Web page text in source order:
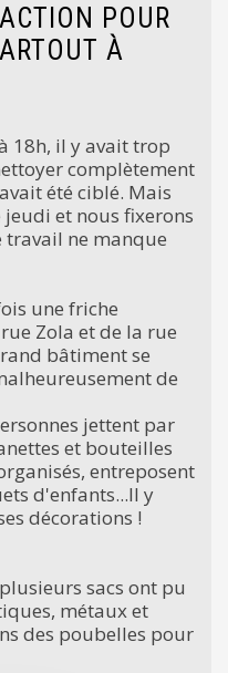
POUR
À
18h, il y avait trop
complètement
été ciblé. Mais
jeudi et nous fixerons
travail ne manque
une friche
Zola et de la rue
bâtiment se
de
jettent par
et bouteilles
entreposent
d'enfants...Il y
décorations !
sacs ont pu
métaux et
des poubelles pour